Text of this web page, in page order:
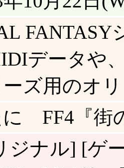
FANTASY
データや
ーズ用のオ
に FF4『街
ジナル] [ゲ